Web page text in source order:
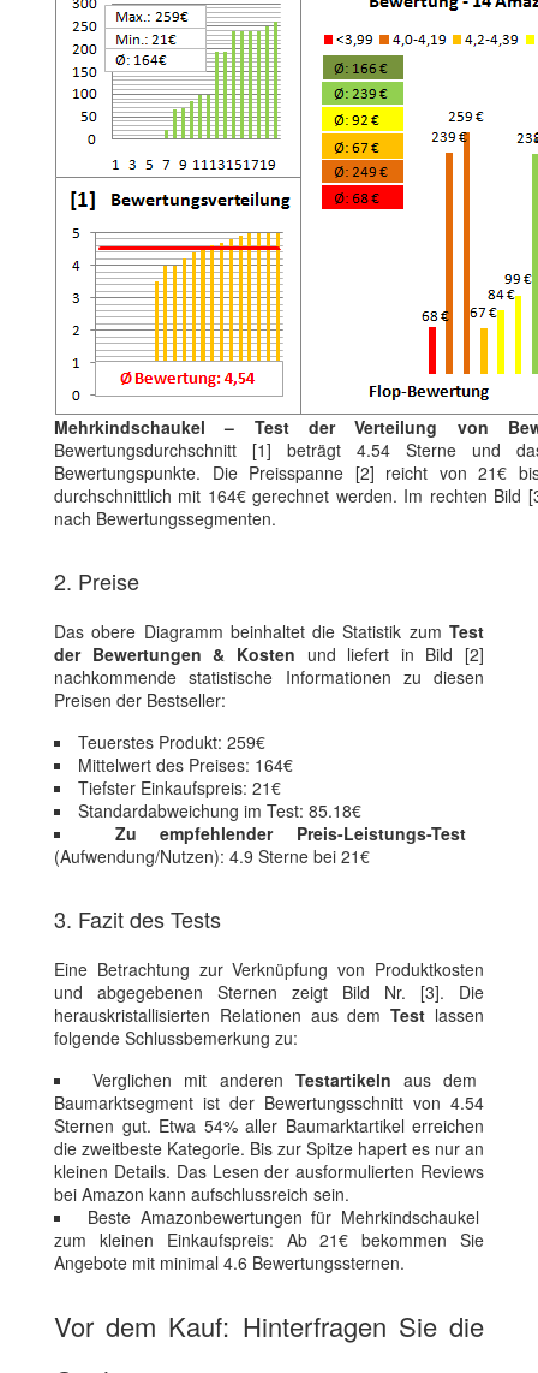
Mehrkindschaukel – Test der Verteilung von
Bewertungsdurchschnitt [1] beträgt 4.54 Sterne und
Bewertungspunkte. Die Preisspanne [2] reicht von 21€
durchschnittlich mit 164€ gerechnet werden. Im rechten Bild
nach Bewertungssegmenten.
2. Preise
Das obere Diagramm beinhaltet die Statistik zum Test
der Bewertungen & Kosten und liefert in Bild [2]
nachkommende statistische Informationen zu diesen
Preisen der Bestseller:
Teuerstes Produkt: 259€
Mittelwert des Preises: 164€
Tiefster Einkaufspreis: 21€
Standardabweichung im Test: 85.18€
Zu empfehlender Preis-Leistungs-Test
(Aufwendung/Nutzen): 4.9 Sterne bei 21€
3. Fazit des Tests
Eine Betrachtung zur Verknüpfung von Produktkosten
und abgegebenen Sternen zeigt Bild Nr. [3]. Die
herauskristallisierten Relationen aus demTest lassen
folgende Schlussbemerkung zu:
Verglichen mit anderen Testartikeln aus dem
Baumarktsegment ist der Bewertungsschnitt von 4.54
Sternen gut. Etwa 54% aller Baumarktartikel erreichen
die zweitbeste Kategorie. Bis zur Spitze hapert es nur an
kleinen Details. Das Lesen der ausformulierten Reviews
bei Amazon kann aufschlussreich sein.
Beste Amazonbewertungen für Mehrkindschaukel
zum kleinen Einkaufspreis: Ab 21€ bekommen Sie
Angebote mit minimal 4.6 Bewertungssternen.
Vor dem Kauf: Hinterfragen Sie die